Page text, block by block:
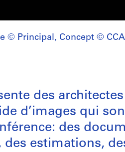
© Principal, Concept © CCA
des
d’images qui
des
estimations,